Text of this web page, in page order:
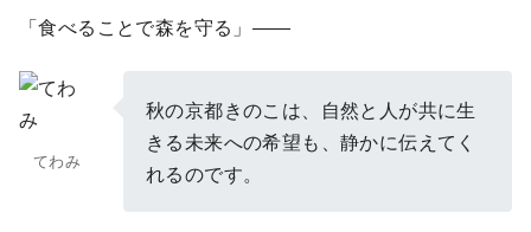
「食べることで森を守る」――
てわみ
秋の京都きのこは、自然と人が共に生
きる未来への希望も、静かに伝えてく
れるのです。